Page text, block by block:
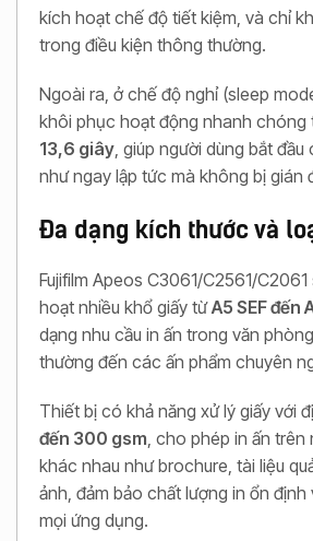
kích hoạt chế độ tiết kiệm, và chỉ
trong điều kiện thông thường.
Ngoài ra, ở chế độ nghỉ (sleep
khôi phục hoạt động nhanh chóng
13,6 giây , giúp người dùng bắt
như ngay lập tức mà không bị gián
Đa dạng kích thước và
Fujifilm Apeos C3061/C2561/
hoạt nhiều khổ giấy từA5 SEF đến
dạng nhu cầu in ấn trong văn
thường đến các ấn phẩm chuyên
Thiết bị có khả năng xử lý giấy với
đến 300 gsm , cho phép in ấn trên
khác nhau như brochure, tài liệu
ảnh, đảm bảo chất lượng in ổn
mọi ứng dụng.